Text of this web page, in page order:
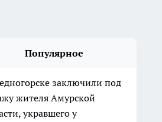
Популярное
заключили под
жителя Амурской
укравшего у